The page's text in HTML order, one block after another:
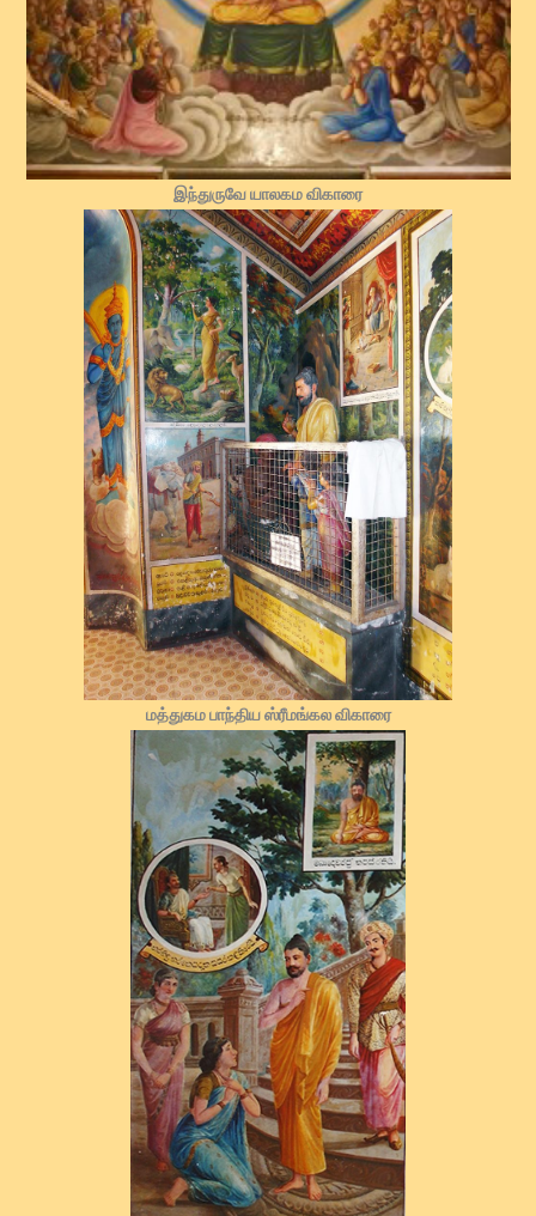
இந்துருவே யாலகம விகாரை
மத்துகம பாந்திய ஸ்ரீமங்கல விகாரை